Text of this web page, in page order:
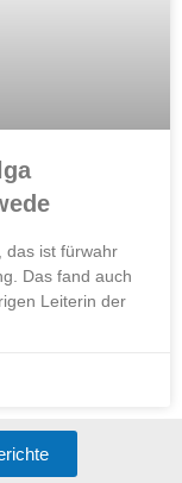
das ist fürwahr
Das fand auch
Leiterin der